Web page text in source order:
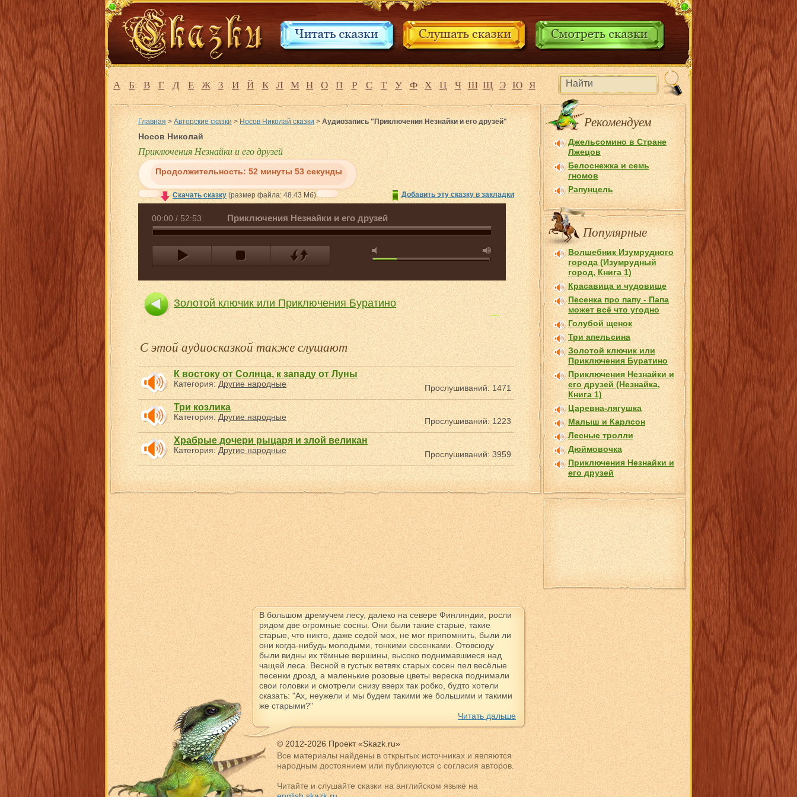
А Б В Г Д Е Ж З И Й К Л М Н О П Р С Т У Ф Х Ц Ч Ш Щ Э Ю Я
Рекомендуем
Джельсомино в Стране
Лжецов
Белоснежка и семь
гномов
Рапунцель
Популярные
Волшебник Изумрудного
города (Изумрудный
город, Книга 1)
Красавица и чудовище
Песенка про папу - Папа
может всё что угодно
Голубой щенок
Три апельсина
Золотой ключик или
Приключения Буратино
Приключения Незнайки и
его друзей (Незнайка,
Книга 1)
Царевна-лягушка
Малыш и Карлсон
Лесные тролли
Дюймовочка
Приключения Незнайки и
его друзей
Главная >Авторские сказки>Носов Николай сказки>Аудиозапись "Приключения Незнайки и его друзей"
Носов Николай
Приключения Незнайки и его друзей
Продолжительность: 52 минуты 53 секунды
Скачать сказку(размер файла: 48.43 Мб) Добавить эту сказку в закладки
00:00 / 52:53 Приключения Незнайки и его друзей
Золотой ключик или Приключения Буратино
Конёк-Горбунок
С этой аудиосказкой также слушают
К востоку от Солнца, к западу от Луны
Категория:Другие народные Прослушиваний: 1471
Три козлика
Категория:Другие народные Прослушиваний: 1223
Храбрые дочери рыцаря и злой великан
Категория:Другие народные Прослушиваний: 3959
В большом дремучем лесу, далеко на севере Финляндии, росли
рядом две огромные сосны. Они были такие старые, такие
старые, что никто, даже седой мох, не мог припомнить, были ли
они когда-нибудь молодыми, тонкими сосенками. Отовсюду
были видны их тёмные вершины, высоко поднимавшиеся над
чащей леса. Весной в густых ветвях старых сосен пел весёлые
песенки дрозд, а маленькие розовые цветы вереска поднимали
свои головки и смотрели снизу вверх так робко, будто хотели
сказать: "Ах, неужели и мы будем такими же большими и такими
же старыми?"
Читать дальше
© 2012-2026 Проект «Skazk.ru»
Все материалы найдены в открытых источниках и являются
народным достоянием или публикуются с согласия авторов.
Читайте и слушайте сказки на английском языке на